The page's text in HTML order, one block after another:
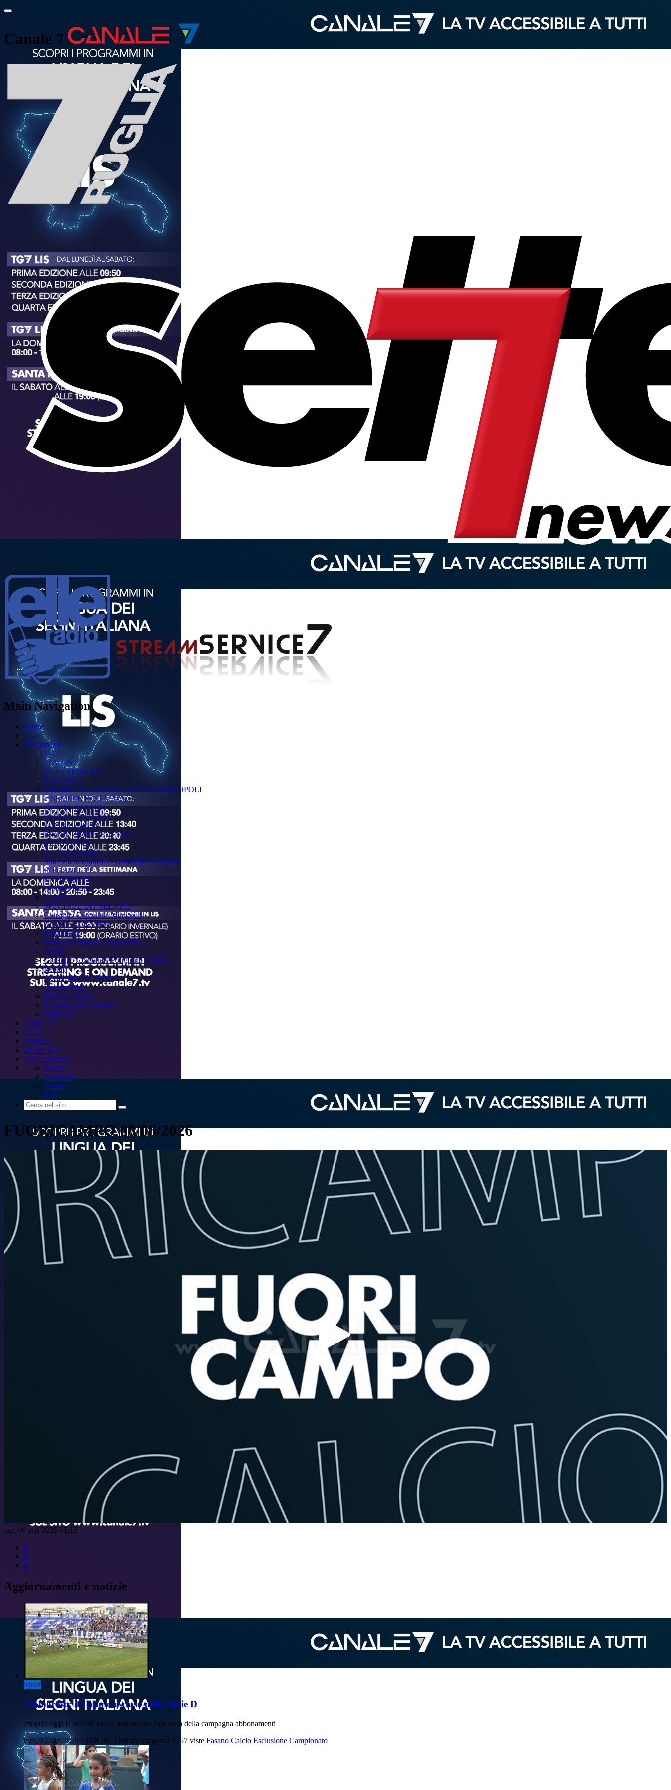
Canale 7
Main Navigation
Home
TG7
On demand
TG7
TG7 LIS
TG7 TARANTO
PERCHÉ ?
PREMIO "IL GOZZO" CITTÀ DI MONOPOLI
È SEMPRE FESTA 2025
DETTO TRA NOI
FACCIA A FACCIA
FUORICAMPO
PRODUZIONI - EVENTI
RELAZIONI
TG7 LIS SPORT
Sulla via di Emmaus - Domande sulla Fede
INFOSALUTE
RADIO ELLE
Buona Visione
CIVICO 74
SPECIALE BIT MILANO
Consiglio Comunale Monopoli
Civico 74 Edizione 2
Primo piano
Musica d'Attracco - Spettacoli
Zoom
Consiglio Comunale Polignano a Mare
Replay
Accademia TV Talent
Documentari
Back to School
In cucina con Cristina
Pubblicità
Guida TV
News
Contatti
Dirette live
Area copertura
Search
Facebook
Twitter
RSS
FUORICAMPO 08/06/2026
Play
Video
gio, 06 ago 2026 05:15
1
2
3
Aggiornamenti e notizie
Sport
Clamoroso: il Fasano escluso dalla Serie D
Proprio oggi la società aveva annunciato l'apertura della campagna abbonamenti
mer, 05 ago 2026 14:58 Di: Alfonso Spagnulo 1257 viste Fasano Calcio Esclusione Campionato